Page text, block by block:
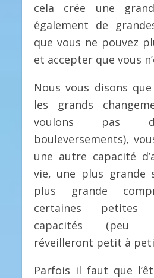
cela crée une
également de
que vous ne pouvez
et accepter que vous
Nous vous disons
les grands
voulons pas
bouleversements),
une autre capacité
vie, une plus grande
plus grande
certaines petites
capacités (peu
réveilleront petit à
Parfois il faut que